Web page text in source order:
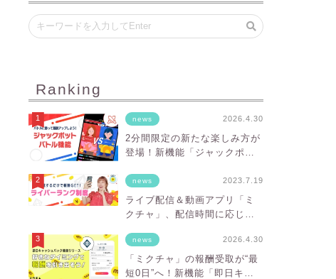
Ranking
news 2026.4.30
2分間限定の新たな楽しみ方が
登場！新機能「ジャックポッ
news 2023.7.19
ライブ配信＆動画アプリ「ミ
クチャ」、配信時間に応じて
きる「ライバーランク制度」
をスタート！
news 2026.4.30
「ミクチャ」の報酬受取が“最
短0日”へ！新機能「即日キャ